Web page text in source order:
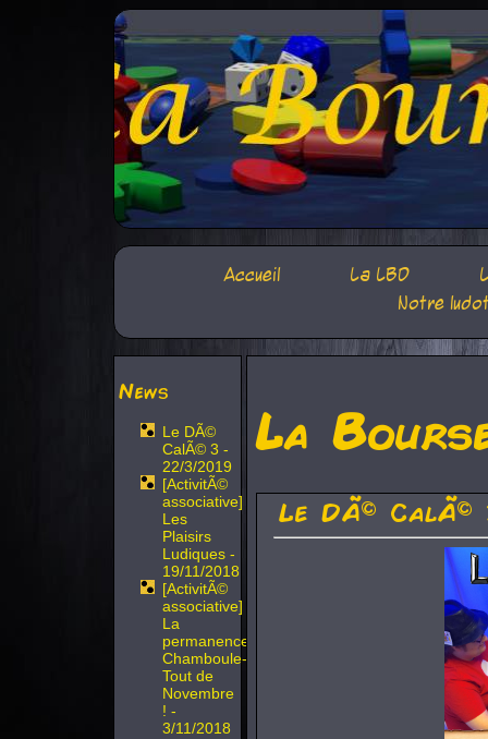
Accueil La LBD
Notre
News
Le DÃ©
CalÃ© 3 -
22/3/2019
[ActivitÃ©
associative]
Les
Plaisirs
Ludiques -
19/11/2018
[ActivitÃ©
associative]
La
permanence
Chamboule-
Tout de
Novembre
! -
3/11/2018
La
Le DÃ© CalÃ©